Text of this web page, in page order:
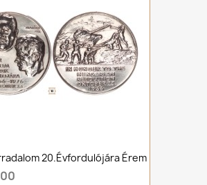
20.évfordulójára Érem